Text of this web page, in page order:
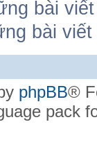
bài
bài
phpBB®
pack